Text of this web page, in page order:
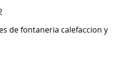
de fontaneria calefaccion y